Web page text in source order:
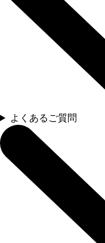
よくあるご質問